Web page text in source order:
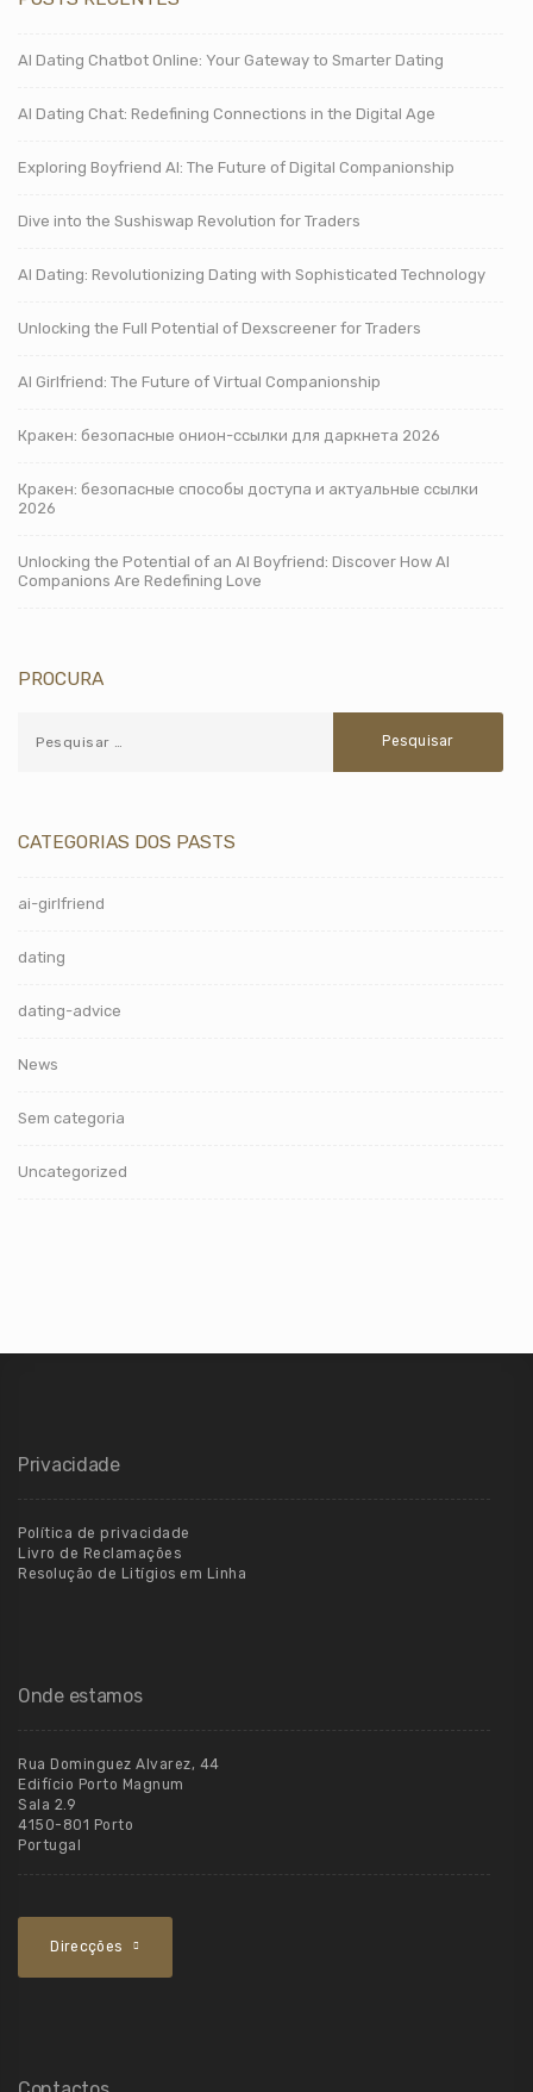
AI Dating Chatbot Online: Your Gateway to Smarter Dating
AI Dating Chat: Redefining Connections in the Digital Age
Exploring Boyfriend AI: The Future of Digital Companionship
Dive into the Sushiswap Revolution for Traders
AI Dating: Revolutionizing Dating with Sophisticated Technology
Unlocking the Full Potential of Dexscreener for Traders
AI Girlfriend: The Future of Virtual Companionship
Кракен: безопасные онион-ссылки для даркнета 2026
Кракен: безопасные способы доступа и актуальные ссылки
2026
Unlocking the Potential of an AI Boyfriend: Discover How AI
Companions Are Redefining Love
PROCURA
CATEGORIAS DOS PASTS
ai-girlfriend
dating
dating-advice
News
Sem categoria
Uncategorized
Privacidade
Política de privacidade
Livro de Reclamações
Resolução de Litígios em Linha
Onde estamos
Rua Dominguez Alvarez, 44
Edifício Porto Magnum
Sala 2.9
4150-801 Porto
Portugal
Direcções